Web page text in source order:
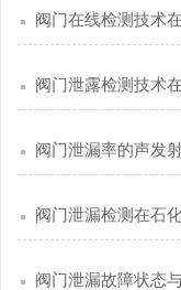
阀门在线检测技术
阀门泄露检测技术
阀门泄漏率的声发
阀门泄漏检测在石
阀门泄漏故障状态